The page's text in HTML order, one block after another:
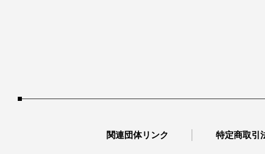
関連団体リンク 特定商取引